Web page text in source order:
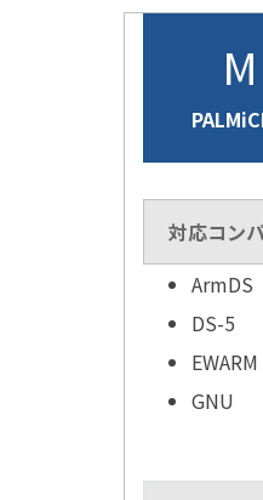
対応コン
ArmDS
DS-5
EWARM
GNU